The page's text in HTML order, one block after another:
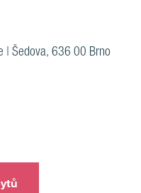
| Šedova, 636 00 Brno